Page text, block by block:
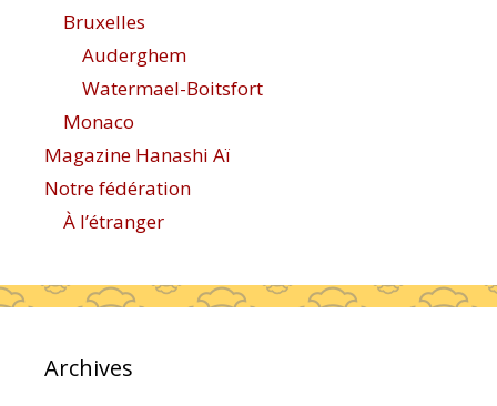
Bruxelles
Auderghem
Watermael-Boitsfort
Monaco
Magazine Hanashi Aï
Notre fédération
À l’étranger
Archives